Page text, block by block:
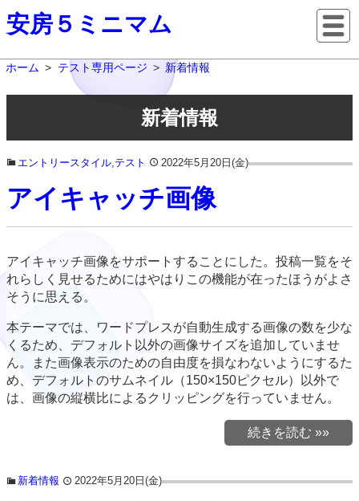
安房５ミニマム
ホーム テスト専用ページ 新着情報
新着情報
エントリースタイル テスト 2022年5月20日(金)
アイキャッチ画像
アイキャッチ画像をサポートすることにした。投稿一覧をそ
れらしく見せるためにはやはりこの機能が在ったほうがよさ
そうに思える。
本テーマでは、ワードプレスが自動生成する画像の数を少な
くるため、デフォルト以外の画像サイズを追加していませ
ん。また画像表示のための自由度を損なわないようにするた
め、デフォルトのサムネイル（150×150ピクセル）以外で
は、画像の縦横比によるクリッピングを行っていません。
続きを読む »»
新着情報 2022年5月20日(金)